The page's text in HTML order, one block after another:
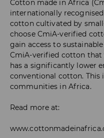
Cotton made in Africa
internationally
cotton cultivated by
choose CmiA-verified
gain access to
CmiA-verified cotton that
has a significantly lower
conventional cotton. This
communities in Africa.
Read more at: